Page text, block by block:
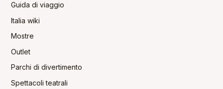
Guida di viaggio
Italia wiki
Mostre
Outlet
Parchi di divertimento
Spettacoli teatrali